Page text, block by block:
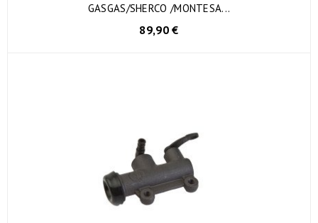
GASGAS/SHERCO /MONTESA...
89,90 €